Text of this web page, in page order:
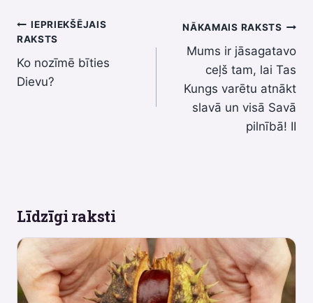
Ziņu
izvēlne
IEPRIEKŠĒJAIS
RAKSTS
Ko nozīmē bīties
Dievu?
NĀKAMAIS RAKSTS
Mums ir jāsagatavo
ceļš tam, lai Tas
Kungs varētu atnākt
slavā un visā Savā
pilnībā! II
Līdzīgi raksti